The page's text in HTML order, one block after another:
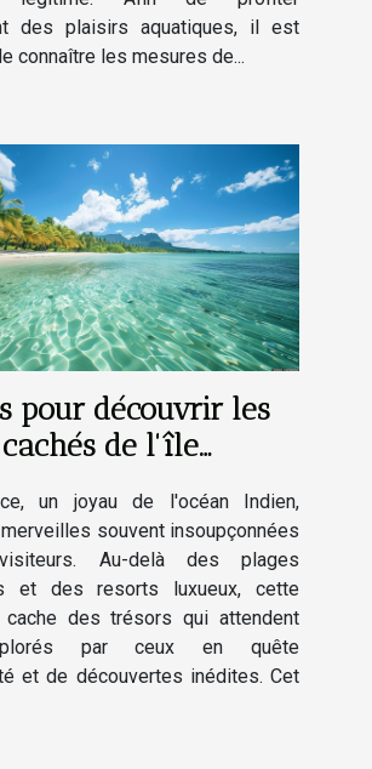
des plaisirs aquatiques, il est
connaître les mesures de...
pour découvrir les
de l'île
un joyau de l'océan Indien,
souvent insoupçonnées
Au-delà des plages
et des resorts luxueux, cette
cache des trésors qui attendent
par ceux en quête
et de découvertes inédites. Cet